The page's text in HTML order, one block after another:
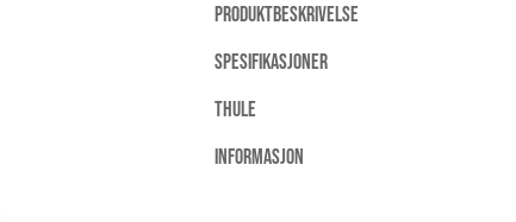
PRODUKTBESKRIVELSE
SPESIFIKASJONER
THULE
INFORMASJON